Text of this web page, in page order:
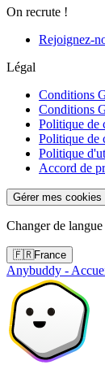
On recrute !
Rejoignez-
Légal
Conditions
Conditions
Politique de
Politique de
Politique
Accord de
Gérer mes cookies
Changer de langue
🇫🇷France
Anybuddy -